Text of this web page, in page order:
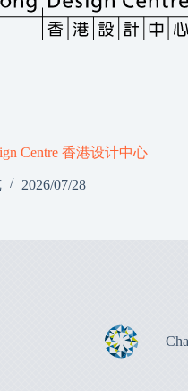
Centre 香港设计中心
2026/07/28